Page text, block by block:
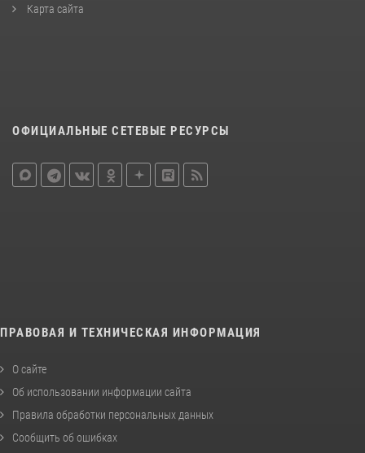
Карта сайта
ОФИЦИАЛЬНЫЕ СЕТЕВЫЕ РЕСУРСЫ
ПРАВОВАЯ И ТЕХНИЧЕСКАЯ ИНФОРМАЦИЯ
О сайте
Об использовании информации сайта
Правила обработки персональных данных
Сообщить об ошибках